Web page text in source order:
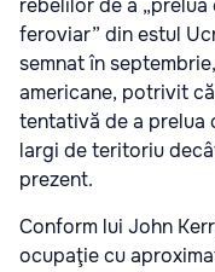
rebelilor de a
feroviar” din estul
semnat în
americane, potrivit
tentativă de a prelua
largi de teritoriu
prezent.
Conform lui John
ocupaţie cu